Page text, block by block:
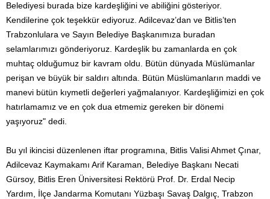
Belediyesi burada bize kardeşliğini ve abiliğini gösteriyor.
Kendilerine çok teşekkür ediyoruz. Adilcevaz’dan ve Bitlis’ten
Trabzonlulara ve Sayın Belediye Başkanımıza buradan
selamlarımızı gönderiyoruz. Kardeşlik bu zamanlarda en çok
muhtaç olduğumuz bir kavram oldu. Bütün dünyada Müslümanlar
perişan ve büyük bir saldırı altında. Bütün Müslümanların maddi ve
manevi bütün kıymetli değerleri yağmalanıyor. Kardeşliğimizi en çok
hatırlamamız ve en çok dua etmemiz gereken bir dönemi
yaşıyoruz" dedi.
Bu yıl ikincisi düzenlenen iftar programına, Bitlis Valisi Ahmet Çınar,
Adilcevaz Kaymakamı Arif Karaman, Belediye Başkanı Necati
Gürsoy, Bitlis Eren Üniversitesi Rektörü Prof. Dr. Erdal Necip
Yardım, İlçe Jandarma Komutanı Yüzbaşı Savaş Dalgıç, Trabzon